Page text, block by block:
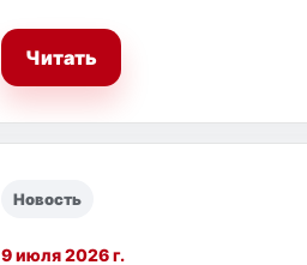
Читать
Новость
9 июля 2026 г.